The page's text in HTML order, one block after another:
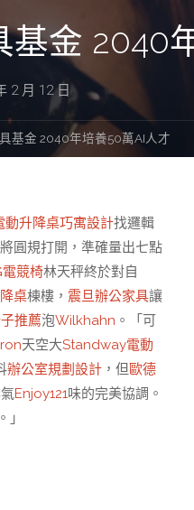
金 2040
2 月 12 日
基金 2040年培養50萬AI人才
動升降桌巧寓設計找邏輯
圓規打開，準確量出七點
電競椅林天秤終於對自
桌棟樓， 震旦辦公家具讓
推薦泡Wilkhahn 。「可
天空大Standway電動
辦公室規劃設計 ，但歐德
Enjoy121味的完美協調。